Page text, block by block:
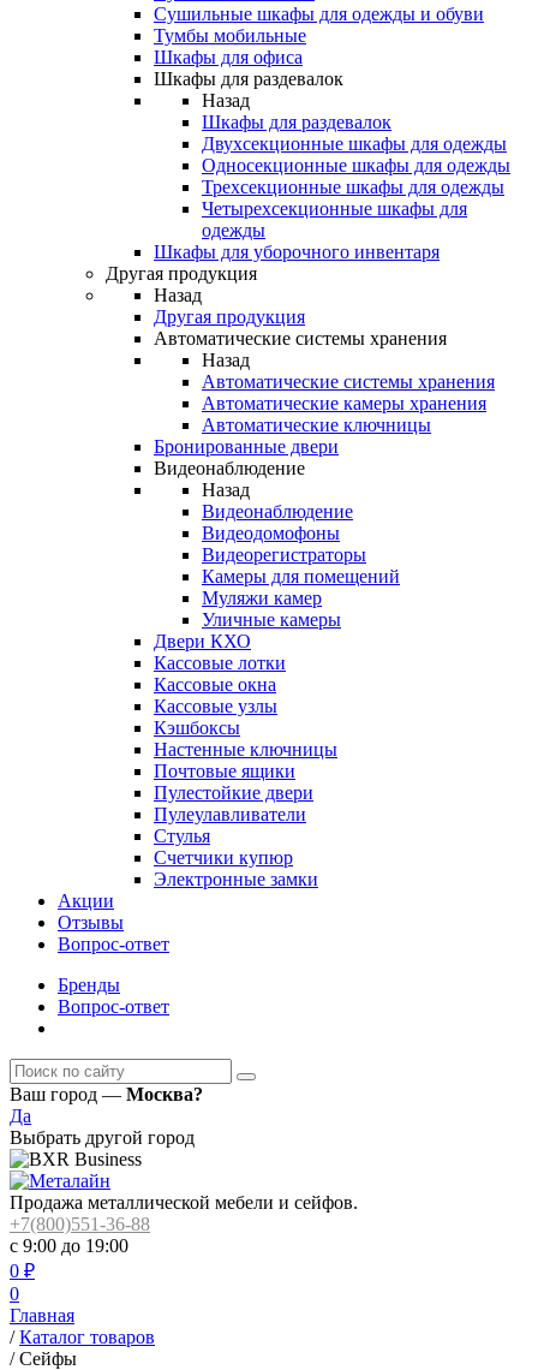
Сушильные шкафы для одежды и обуви
Тумбы мобильные
Шкафы для офиса
Шкафы для раздевалок
Назад
Шкафы для раздевалок
Двухсекционные шкафы для одежды
Односекционные шкафы для одежды
Трехсекционные шкафы для одежды
Четырехсекционные шкафы для
одежды
Шкафы для уборочного инвентаря
Другая продукция
Назад
Другая продукция
Автоматические системы хранения
Назад
Автоматические системы хранения
Автоматические камеры хранения
Автоматические ключницы
Бронированные двери
Видеонаблюдение
Назад
Видеонаблюдение
Видеодомофоны
Видеорегистраторы
Камеры для помещений
Муляжи камер
Уличные камеры
Двери КХО
Кассовые лотки
Кассовые окна
Кассовые узлы
Кэшбоксы
Настенные ключницы
Почтовые ящики
Пулестойкие двери
Пулеулавливатели
Стулья
Счетчики купюр
Электронные замки
Акции
Отзывы
Вопрос-ответ
Бренды
Вопрос-ответ
Ваш город — Москва?
Да
Выбрать другой город
Продажа металлической мебели и сейфов.
+7(800)551-36-88
с 9:00 до 19:00
0 ₽
0
Главная
/ Каталог товаров
/ Сейфы